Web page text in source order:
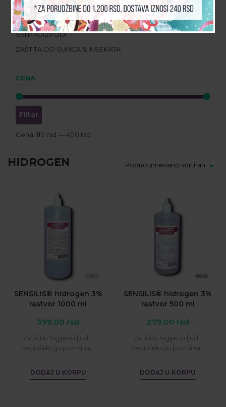
PREPORUČENI PROIZVODI
PROPOLIS PROIZVODI
SVI PROIZVODI
ZAŠTITA OD SUNCA & INSEKATA
CENA
Filter
Cena: 110 rsd —400 rsd
HIDROGEN
SENSILIS® hidrogen 3%
rastvor 1000 ml
399,00 rsd
Za ličnu higijenu ljudi i
dezinfekciju površina...
DODAJ U KORPU
SENSILIS® hidrogen 3%
rastvor 500 ml
279,00 rsd
Za ličnu higijenu ljudi i
dezinfekciju površina...
DODAJ U KORPU